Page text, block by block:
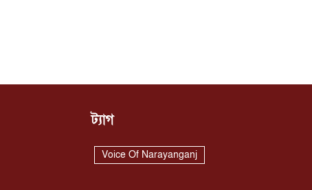
ট্যাগ
Voice Of Narayanganj